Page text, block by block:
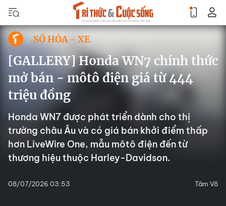
SỐ HÓA - XE
[GALLERY] Honda WN7 chính thức
mở bán - môtô điện giá từ 444
triệu đồng
Honda WN7 được phát triển dành cho thị
trường châu Âu và có giá bán khởi điểm thấp
hơn LiveWire One, mẫu môtô điện đến từ
thương hiệu thuộc Harley-Davidson.
08/07/2026 03:53 Tâm Võ